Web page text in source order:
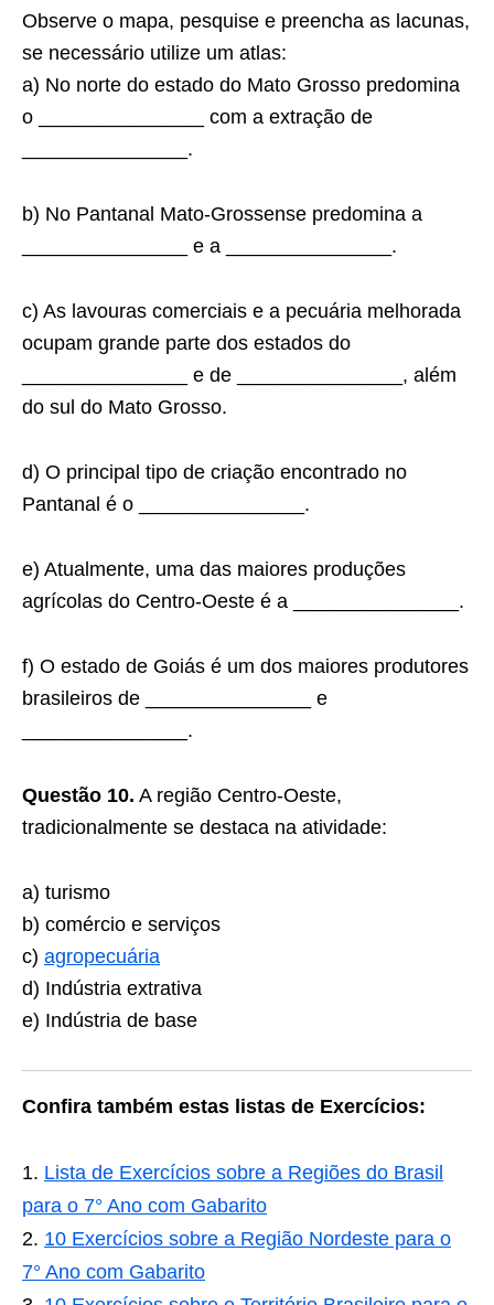
Observe o mapa, pesquise e preencha as lacunas,
se necessário utilize um atlas:
a) No norte do estado do Mato Grosso predomina
o _______________ com a extração de
_______________.
b) No Pantanal Mato-Grossense predomina a
_______________ e a _______________.
c) As lavouras comerciais e a pecuária melhorada
ocupam grande parte dos estados do
_______________ e de _______________, além
do sul do Mato Grosso.
d) O principal tipo de criação encontrado no
Pantanal é o _______________.
e) Atualmente, uma das maiores produções
agrícolas do Centro-Oeste é a _______________.
f) O estado de Goiás é um dos maiores produtores
brasileiros de _______________ e
_______________.
Questão 10. A região Centro-Oeste,
tradicionalmente se destaca na atividade:
a) turismo
b) comércio e serviços
c) agropecuária
d) Indústria extrativa
e) Indústria de base
Confira também estas listas de Exercícios:
Lista de Exercícios sobre a Regiões do Brasil
para o 7° Ano com Gabarito
10 Exercícios sobre a Região Nordeste para o
7° Ano com Gabarito